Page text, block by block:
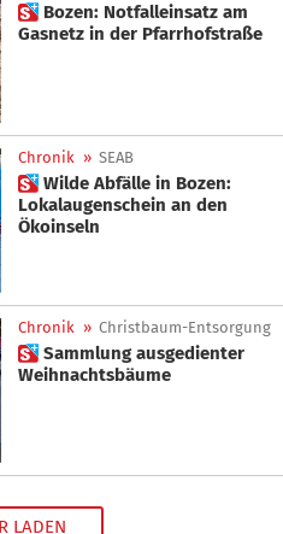
 Bozen: Notfalleinsatz am
Gasnetz in der Pfarrhofstraße
Chronik » SEAB
 Wilde Abfälle in Bozen:
Lokalaugenschein an den
Ökoinseln
Chronik » Christbaum-Entsorgung
 Sammlung ausgedienter
Weihnachtsbäume
LADEN